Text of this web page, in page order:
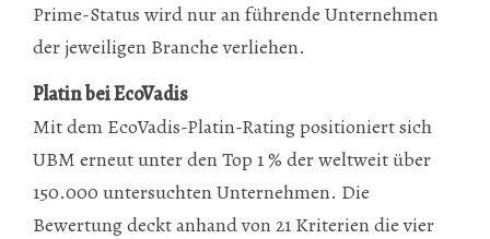
Prime-Status wird nur an führende Unternehmen
der jeweiligen Branche verliehen.
Platin bei EcoVadis
Mit dem EcoVadis-Platin-Rating positioniert sich
UBM erneut unter den Top 1 % der weltweit über
150.000 untersuchten Unternehmen. Die
Bewertung deckt anhand von 21 Kriterien die vier